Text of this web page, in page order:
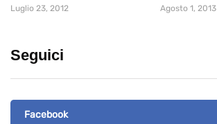
Luglio 23, 2012 Agosto 1, 2013
Seguici
Facebook